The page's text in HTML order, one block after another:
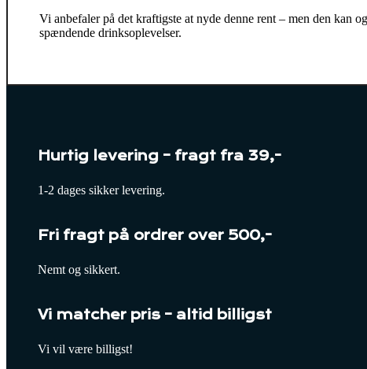
Vi anbefaler på det kraftigste at nyde denne rent – men den kan
spændende drinksoplevelser.
Hurtig levering – fragt fra 39,-
1-2 dages sikker levering.
Fri fragt på ordrer over 500,-
Nemt og sikkert.
Vi matcher pris – altid billigst
Vi vil være billigst!